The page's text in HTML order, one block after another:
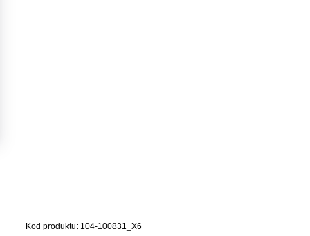
Kod produktu: 104-100831_X6